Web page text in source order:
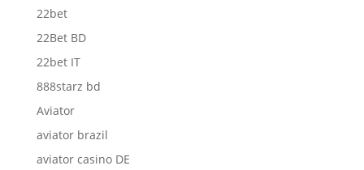
22bet
22Bet BD
22bet IT
888starz bd
Aviator
aviator brazil
aviator casino DE